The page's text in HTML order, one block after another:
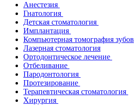
Анестезия
Гнатология
Детская стоматология
Имплантация
Компьютерная томография зубов
Лазерная стоматология
Ортодонтическое лечение
Отбеливание
Пародонтология
Протезирование
Терапевтическая стоматология
Хирургия